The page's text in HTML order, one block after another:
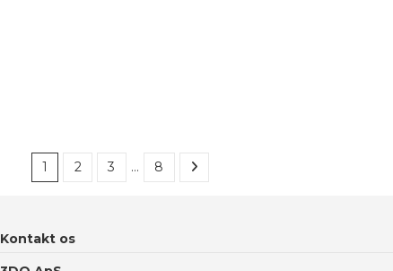
1 2 3 … 8
Kontakt os